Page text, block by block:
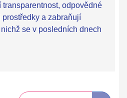
odpovědné
a zabraňují
se v posledních dnech